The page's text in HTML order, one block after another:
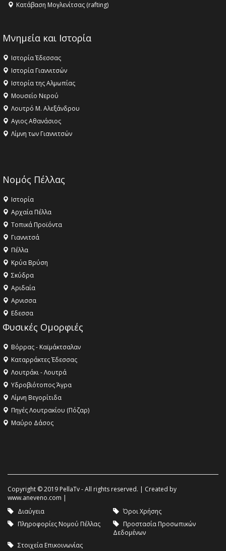
Κατάβαση Μογλενίτσας (rafting)
Μνημεία και Ιστορία
Ιστορία Έδεσσας
Ιστορία Γιαννιτσών
Ιστορία της Αλμωπίας
Μουσείο Νερού
Λουτρό Μ. Αλεξάνδρου
Αγιος Αθανάσιος
Λίμνη των Γιαννιτσών
Νομός Πέλλας
Ιστορία
Αρχαία Πέλλα
Τοπικά Προϊόντα
Γιαννιτσά
Πέλλα
Κρύα Βρύση
Σκύδρα
Αριδαία
Aρνισσα
Eδεσσα
Φυσικές Ομορφιές
Βόρρας - Καϊμάκτσαλαν
Καταρράκτες Έδεσσας
Λουτράκι - Λουτρά
Υδροβιότοπος Άγρα
Λίμνη Βεγορίτιδα
Πηγές Λουτρακίου (Πόζαρ)
Μαύρο Δάσος
Copyright © 2019 PellaTv - All rights reserved. | Created by
www.aneveno.com |
Διαύγεια
Όροι Χρήσης
Πληροφορίες Νομού Πέλλας
Προστασία Προσωπικών
Δεδομένων
Στοιχεία Επικοινωνίας